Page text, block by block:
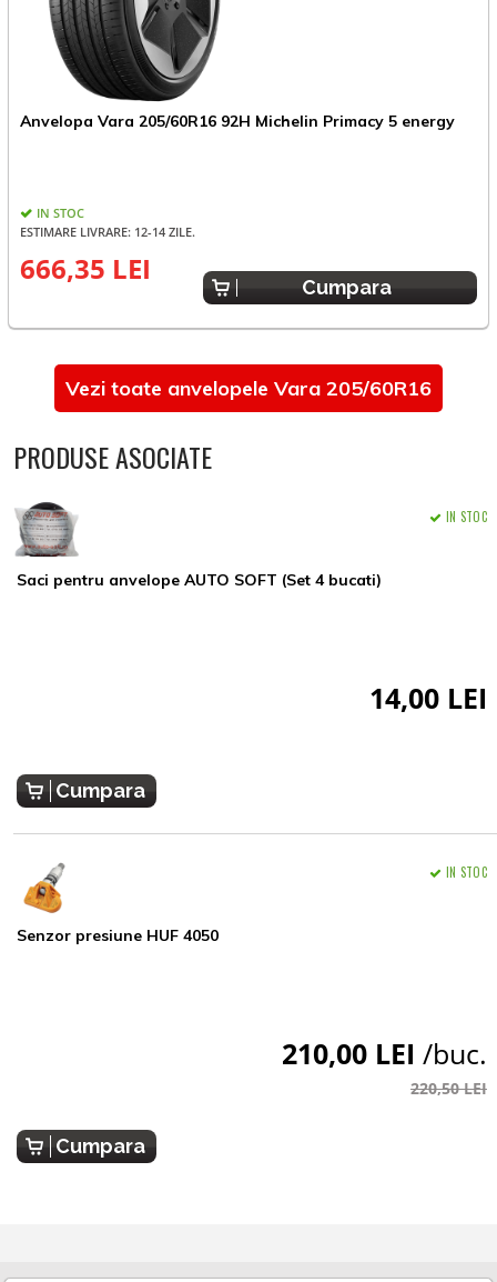
Anvelopa Vara 205/60R16 92H Michelin Primacy 5 energy
IN STOC
ESTIMARE LIVRARE: 12-14 ZILE.
666,35 LEI
Cumpara
Vezi toate anvelopele Vara 205/60R16
PRODUSE ASOCIATE
Saci pentru anvelope AUTO SOFT (Set 4 bucati)
IN STOC
14,00 LEI
Cumpara
Senzor presiune HUF 4050
IN STOC
210,00 LEI /buc.
220,50 LEI
Cumpara